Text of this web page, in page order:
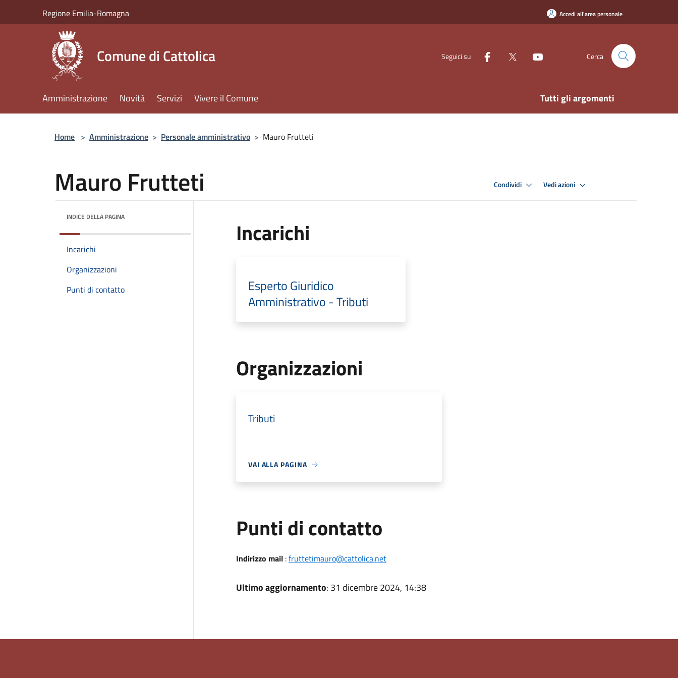
Regione Emilia-Romagna Accedi all'area personale
Comune di Cattolica Seguici su Cerca
Amministrazione Novità Servizi Vivere il Comune Tutti gli argomenti
Home > Amministrazione > Personale amministrativo > Mauro Frutteti
Mauro Frutteti Condividi Vedi azioni
INDICE DELLA PAGINA
Incarichi
Organizzazioni
Punti di contatto
Incarichi
Esperto Giuridico
Amministrativo - Tributi
Organizzazioni
Tributi
VAI ALLA PAGINA
Punti di contatto
Indirizzo mail:fruttetimauro@cattolica.net
Ultimo aggiornamento: 31 dicembre 2024, 14:38